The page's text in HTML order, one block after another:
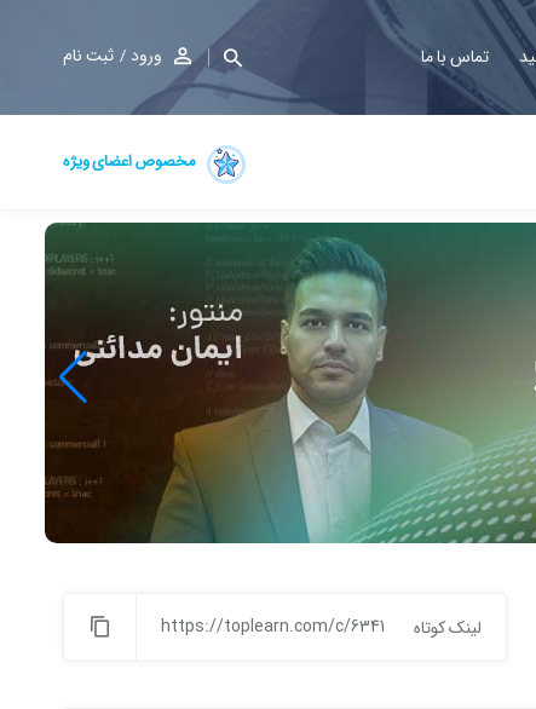
تماس با ما ورود ثبت نام
مخصوص اعضای ویژه
لینک کوتاه https://toplearn.com/c/6341